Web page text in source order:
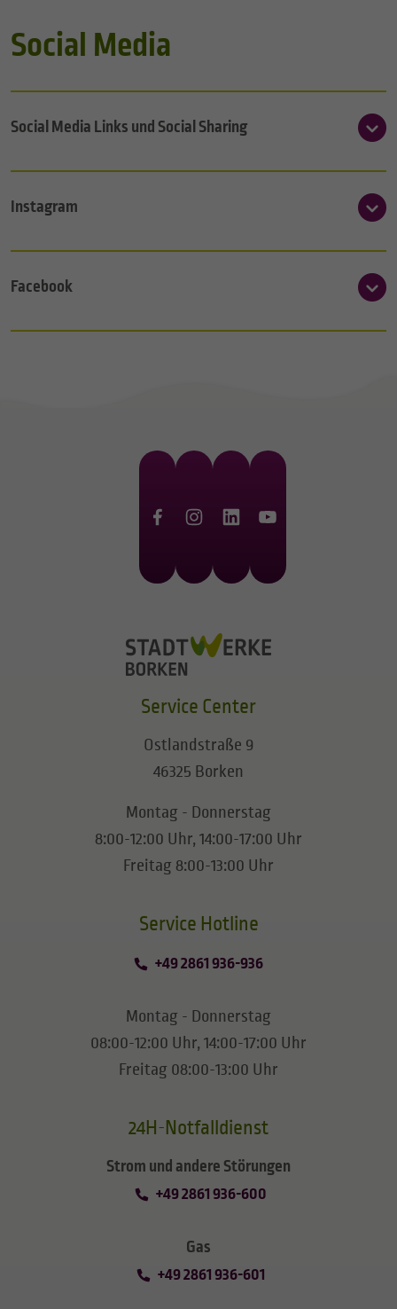
Social Media
Social Media Links und Social Sharing
Instagram
Facebook
Service Center
Ostlandstraße 9
46325 Borken
Montag - Donnerstag
8:00-12:00 Uhr, 14:00-17:00 Uhr
Freitag 8:00-13:00 Uhr
​​​​​​​Service Hotline
+49 2861 936-936
Montag - Donnerstag
08:00-12:00 Uhr, 14:00-17:00 Uhr
Freitag 08:00-13:00 Uhr
24H-Notfalldienst
Strom und andere Störungen
+49 2861 936-600
Gas
+49 2861 936-601